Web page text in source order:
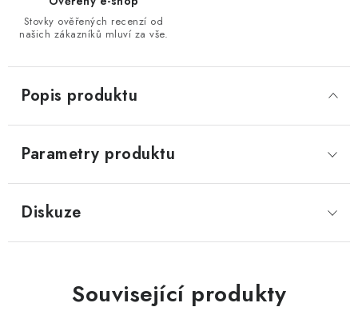
Stovky ověřených recenzí od
našich zákazníků mluví za vše.
Popis produktu
Parametry produktu
Diskuze
Související produkty